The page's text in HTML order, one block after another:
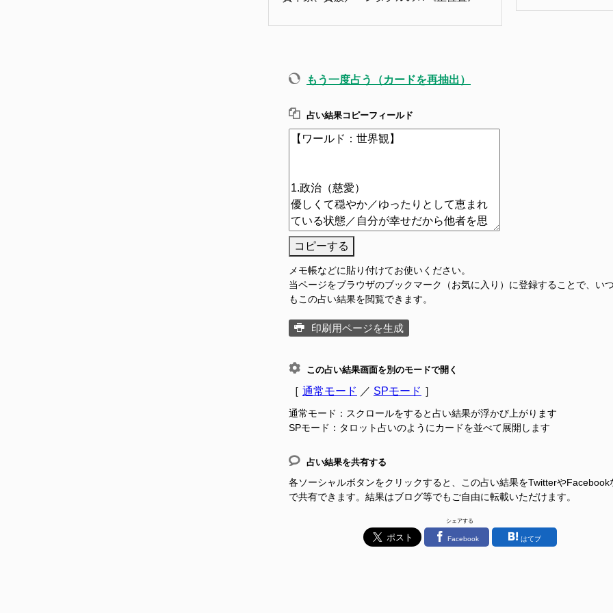
もう一度占う（カードを再抽出）
占い結果コピーフィールド
コピーする
メモ帳などに貼り付けてお使いください。
当ページをブラウザのブックマーク（お気に入り）に登録することで、い
もこの占い結果を閲覧できます。
印刷用ページを生成
この占い結果画面を別のモードで開く
［ 通常モード ／ SPモード ］
通常モード：スクロールをすると占い結果が浮かび上がります
SPモード：タロット占いのようにカードを並べて展開します
占い結果を共有する
各ソーシャルボタンをクリックすると、この占い結果をTwitterやFacebook
で共有できます。結果はブログ等でもご自由に転載いただけます。
シェアする
Facebook はてブ